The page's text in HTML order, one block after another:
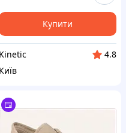
Купити
Kinetic
4.8
Київ